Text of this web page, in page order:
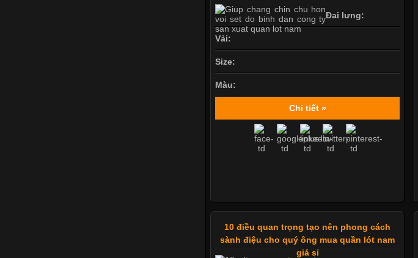
Đai lưng:
Vải:
Size:
Màu:
Chi tiết »
10 điều quan trọng tạo nên phong cách
sành điệu cho quý ông mua quần lót nam
giá sỉ